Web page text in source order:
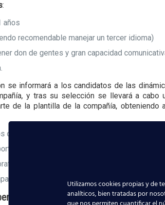
:
años
recomendable manejar un tercer idioma)
don de gentes y gran capacidad
se informará a los candidatos de las
y tras su selección se llevará a cabo
de la plantilla de la compañía,
de la empresa
de la ciudad de Abu Dhabi.
Aeronáuticaqueremos que estés al
Utilizamos cookies propias y de
analíticos, bien tratadas por